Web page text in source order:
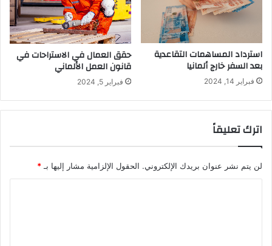
استرداد المساهمات التقاعدية
بعد السفر خارج ألمانيا
فبراير 14, 2024
حقق العمال في الاستراحات في
قانون العمل الألماني
فبراير 5, 2024
اترك تعليقاً
لن يتم نشر عنوان بريدك الإلكتروني. الحقول الإلزامية مشار إليها بـ *